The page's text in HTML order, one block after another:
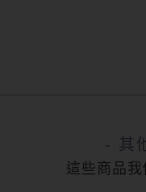
- 其
這些商品我